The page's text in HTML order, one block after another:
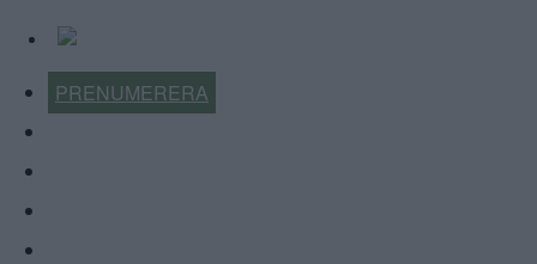
PRENUMERERA